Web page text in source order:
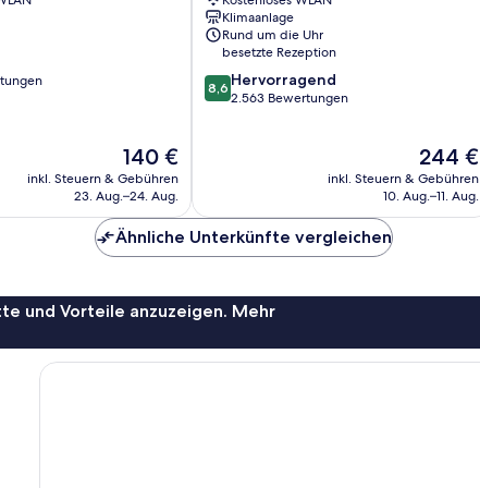
Der
Preis
beträgt
140 €
inkl. Steuern & Gebühren
23. Aug.–24. Aug.
Klimaanlage
Rund um die Uhr
besetzte Rezeption
8.6
von
8,6 Hervorragend
2.563 Bewertungen
Der
Preis
beträgt
244 €
inkl. Steuern & Gebühren
10. Aug.–11. Aug.
Ähnliche Unterkünfte vergleichen
und Vorteile anzuzeigen. Mehr